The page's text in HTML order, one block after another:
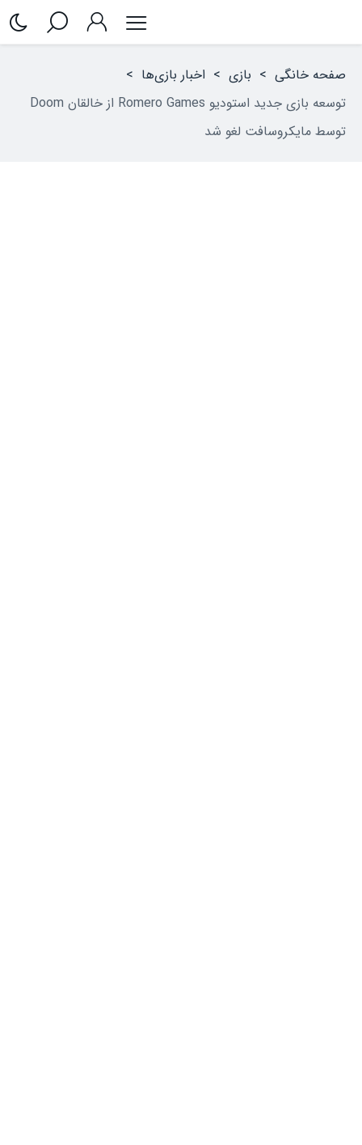
صفحه خانگی > بازی > اخبار بازی‌ها >
توسعه بازی جدید استودیو Romero Games از خالقان Doom
توسط مایکروسافت لغو شد